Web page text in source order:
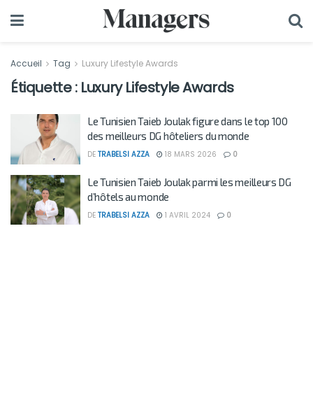
Accueil Tag Luxury Lifestyle Awards
Étiquette : Luxury Lifestyle Awards
Le Tunisien Taieb Joulak figure dans le top 100
des meilleurs DG hôteliers du monde
DE TRABELSI AZZA 18 MARS 2026 0
Le Tunisien Taieb Joulak parmi les meilleurs DG
d’hôtels au monde
DE TRABELSI AZZA 1 AVRIL 2024 0